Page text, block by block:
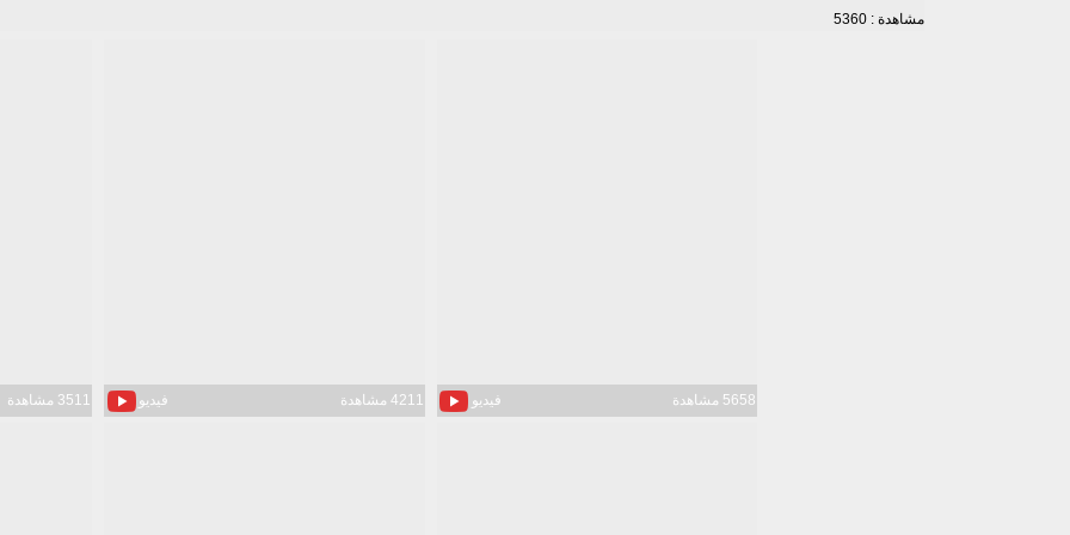
مشاهدة : 5360
فيديو 5658 مشاهدة فيديو 4211 مشاهدة 3511 مشاهدة